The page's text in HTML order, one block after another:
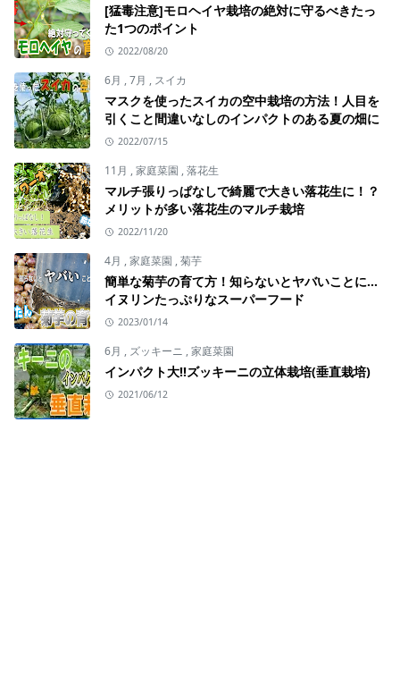
[猛毒注意]モロヘイヤ栽培の絶対に守るべきたっ
た1つのポイント
2022/08/20
6月 ,7月 , スイカ
マスクを使ったスイカの空中栽培の方法！人目を
引くこと間違いなしのインパクトのある夏の畑に
2022/07/15
11月 ,家庭菜園 ,落花生
マルチ張りっぱなしで綺麗で大きい落花生に！？
メリットが多い落花生のマルチ栽培
2022/11/20
4月 ,家庭菜園 ,菊芋
簡単な菊芋の育て方！知らないとヤバいことに…
イヌリンたっぷりなスーパーフード
2023/01/14
6月 , ズッキーニ ,家庭菜園
インパクト大!!ズッキーニの立体栽培(垂直栽培)
2021/06/12